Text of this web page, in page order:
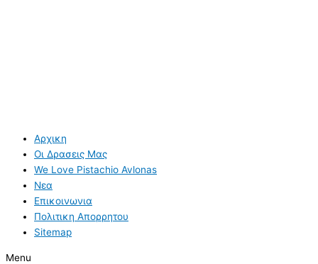
Αρχικη
Οι Δρασεις Μας
We Love Pistachio Avlonas
Νεα
Επικοινωνια
Πολιτικη Απορρητου
Sitemap
Menu